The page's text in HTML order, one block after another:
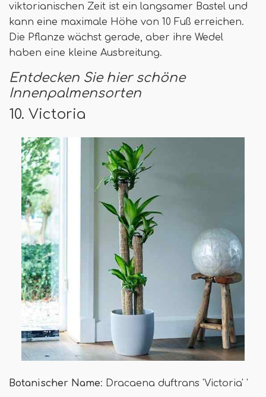
viktorianischen Zeit ist ein langsamer Bastel und
kann eine maximale Höhe von 10 Fuß erreichen.
Die Pflanze wächst gerade, aber ihre Wedel
haben eine kleine Ausbreitung.
Entdecken Sie hier schöne
Innenpalmensorten
10. Victoria
Botanischer Name: Dracaena duftrans 'Victoria' '